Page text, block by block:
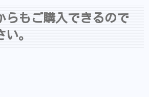
らもご購入できるので
。